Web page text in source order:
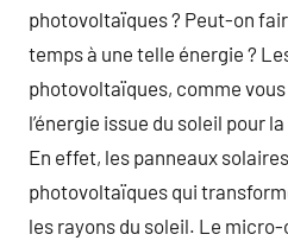
photovoltaïques ? Peut-on
temps à une telle énergie ?
photovoltaïques, comme
l’énergie issue du soleil pour
En effet, les panneaux
photovoltaïques qui
les rayons du soleil. Le